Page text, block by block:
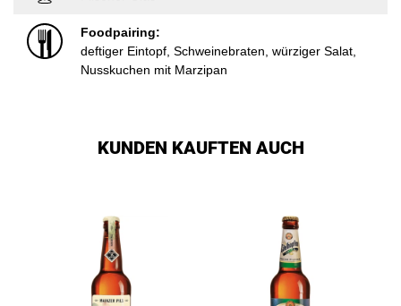
Foodpairing:
deftiger Eintopf, Schweinebraten, würziger Salat,
Nusskuchen mit Marzipan
KUNDEN KAUFTEN AUCH